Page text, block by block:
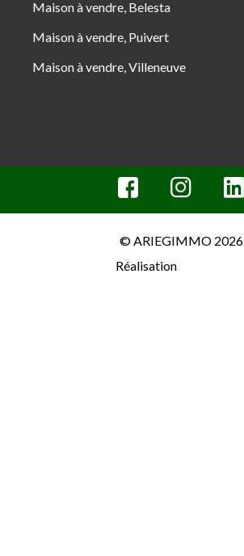
Maison à vendre, Belesta
Maison à vendre, Puivert
Maison à vendre, Villeneuve
© ARIEGIMMO 2026
Réalisation